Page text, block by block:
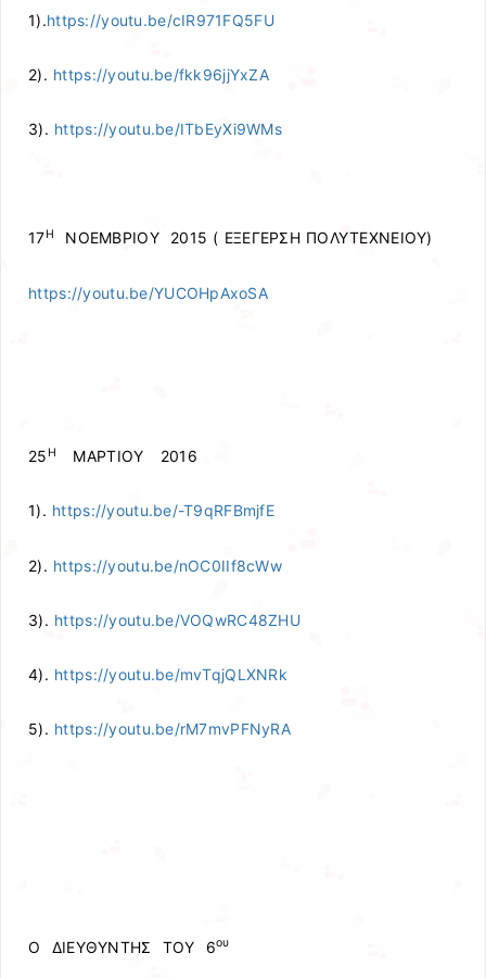
1).https://youtu.be/cIR971FQ5FU
2). https://youtu.be/fkk96jjYxZA
3). https://youtu.be/ITbEyXi9WMs
17Η ΝΟΕΜΒΡΙΟΥ 2015 ( ΕΞΕΓΕΡΣΗ ΠΟΛΥΤΕΧΝΕΙΟΥ)
https://youtu.be/YUCOHpAxoSA
25 Η ΜΑΡΤΙΟΥ 2016
1). https://youtu.be/-T9qRFBmjfE
2). https://youtu.be/nOC0IIf8cWw
3). https://youtu.be/VOQwRC48ZHU
4). https://youtu.be/mvTqjQLXNRk
5). https://youtu.be/rM7mvPFNyRA
Ο ΔΙΕΥΘΥΝΤΗΣ ΤΟΥ 6ου